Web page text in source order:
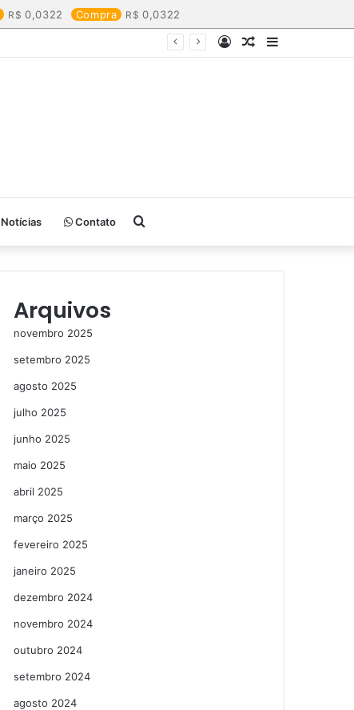
0,0322 Compra 0,0322
Barra
Artigo
Entrar
Notícias Contato Procurar
por
Arquivos
novembro 2025
setembro 2025
agosto 2025
julho 2025
junho 2025
maio 2025
abril 2025
março 2025
fevereiro 2025
janeiro 2025
dezembro 2024
novembro 2024
outubro 2024
setembro 2024
agosto 2024